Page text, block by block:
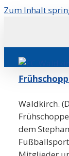
Zum Inhalt
Waldkirch.
dem